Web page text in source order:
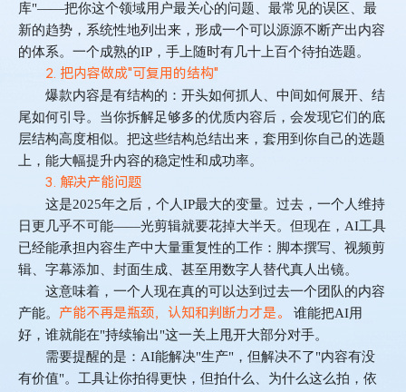
库"——把你这个领域用户最关心的问题、最常见的误区、最
新的趋势，系统性地列出来，形成一个可以源源不断产出内容
的体系。一个成熟的IP ，手上随时有几十上百个待拍选题。
2. 把内容做成"可复用的结构"
爆款内容是有结构的：开头如何抓人、中间如何展开、结
尾如何引导。当你拆解足够多的优质内容后，会发现它们的底
层结构高度相似。把这些结构总结出来，套用到你自己的选题
上，能大幅提升内容的稳定性和成功率。
3. 解决产能问题
这是2025年之后，个人IP最大的变量。过去，一个人维持
日更几乎不可能——光剪辑就要花掉大半天。但现在， AI工具
已经能承担内容生产中大量重复性的工作：脚本撰写、视频剪
辑、字幕添加、封面生成、甚至用数字人替代真人出镜。
这意味着，一个人现在真的可以达到过去一个团队的内容
产能。 产能不再是瓶颈，认知和判断力才是。 谁能把AI用
好，谁就能在"持续输出"这一关上甩开大部分对手。
需要提醒的是： AI能解决"生产" ，但解决不了"内容有没
有价值"。工具让你拍得更快，但拍什么、为什么这么拍，依